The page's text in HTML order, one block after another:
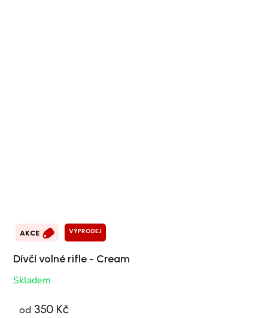
AKCE VÝPRODEJ
Dívčí volné rifle - Cream
Skladem
od 350 Kč